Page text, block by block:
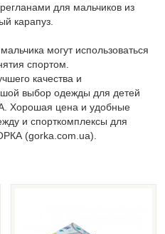
для мальчиков из
карапуз.
могут использоваться
спортом.
качества и
выбор одежды для детей
Хорошая цена и удобные
и спорткомплексы для
(gorka.com.ua).